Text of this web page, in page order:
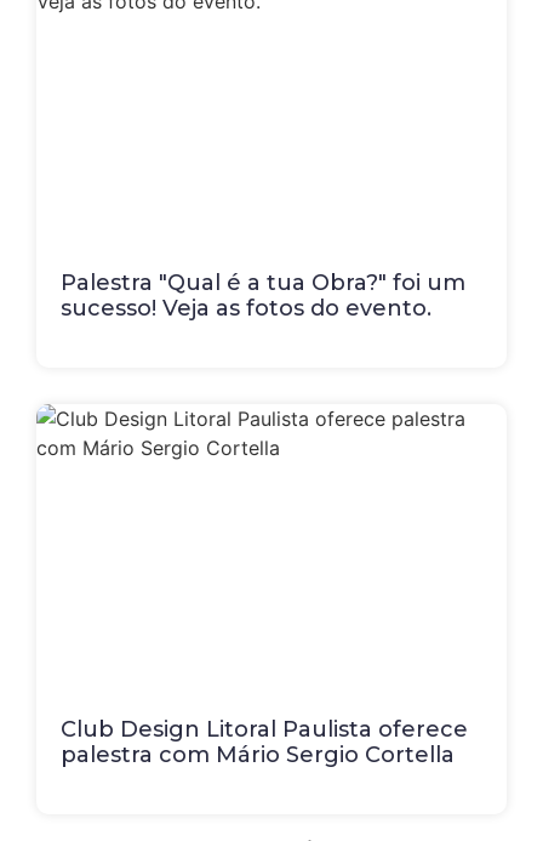
Palestra "Qual é a tua Obra?" foi um
sucesso! Veja as fotos do evento.
Club Design Litoral Paulista oferece
palestra com Mário Sergio Cortella